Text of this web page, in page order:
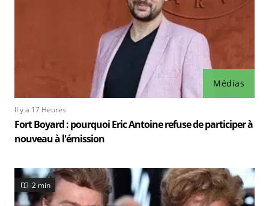
Médias
Il y a 17 Heures
Fort Boyard : pourquoi Eric Antoine refuse de participer à
nouveau à l'émission
2 min